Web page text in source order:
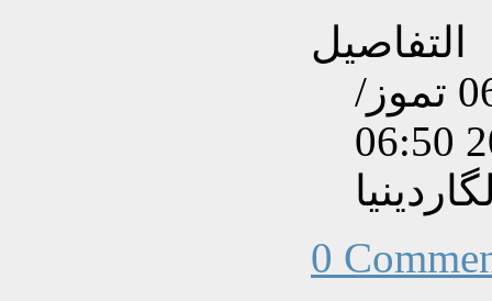
التفاصيل
تم إنشاءه بتاريخ الإثنين, 06 تموز/
0